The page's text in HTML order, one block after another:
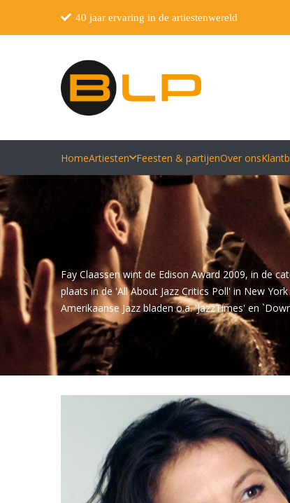
40 jaar ervaring in de artiestenwereld
HomeArtiesten Feesten & partijenOver ons
Fay Claassen wint de Edison Award 2009, in de
plaats in de 'All About Jazz Critics Poll' in New
Amerikaanse Jazz bladen o.a. 'JazzTimes' en